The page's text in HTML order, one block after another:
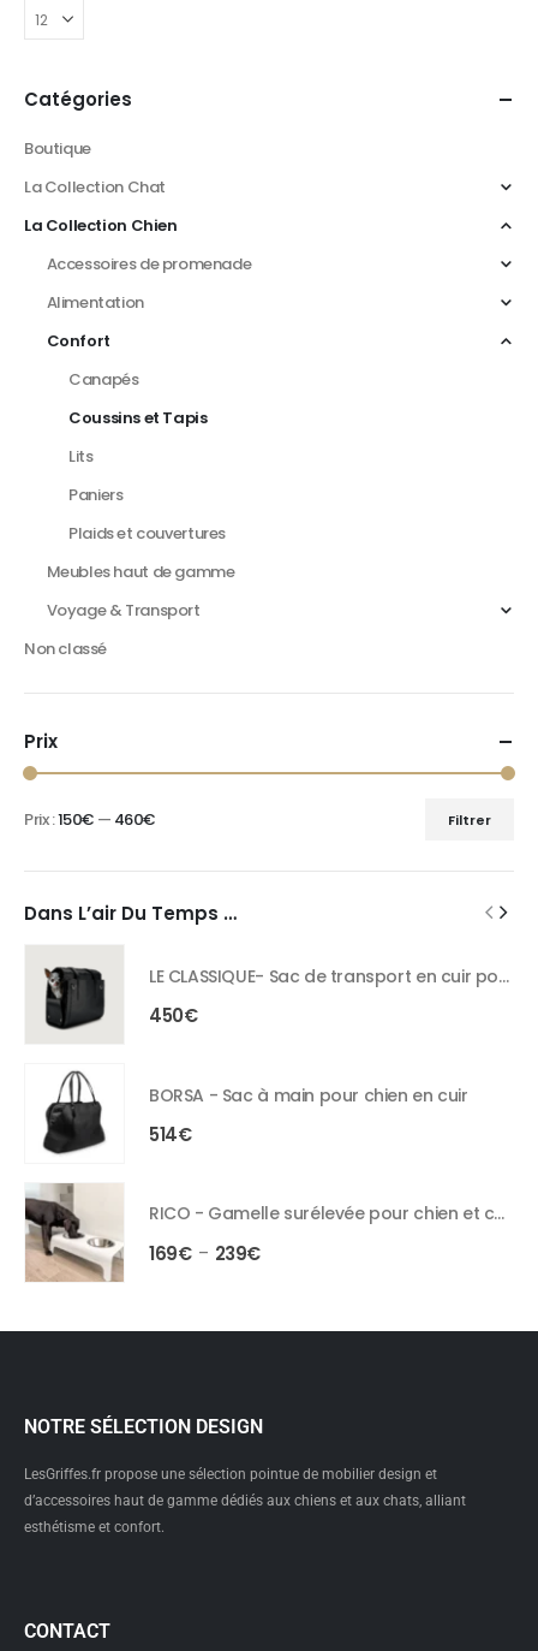
Catégories
Boutique
La Collection Chat
La Collection Chien
Accessoires de promenade
Alimentation
Confort
Canapés
Coussins et Tapis
Lits
Paniers
Plaids et couvertures
Meubles haut de gamme
Voyage & Transport
Non classé
Prix
Filtrer
Prix :150€ — 460€
Dans L’air Du Temps …
LE CLASSIQUE- Sac de transport en cuir pour chien
450€
BORSA - Sac à main pour chien en cuir
514€
RICO - Gamelle surélevée pour chien et chat
169€ – 239€
NOTRE SÉLECTION DESIGN
LesGriffes.fr propose une sélection pointue de mobilier design et
d’accessoires haut de gamme dédiés aux chiens et aux chats, alliant
esthétisme et confort.
CONTACT